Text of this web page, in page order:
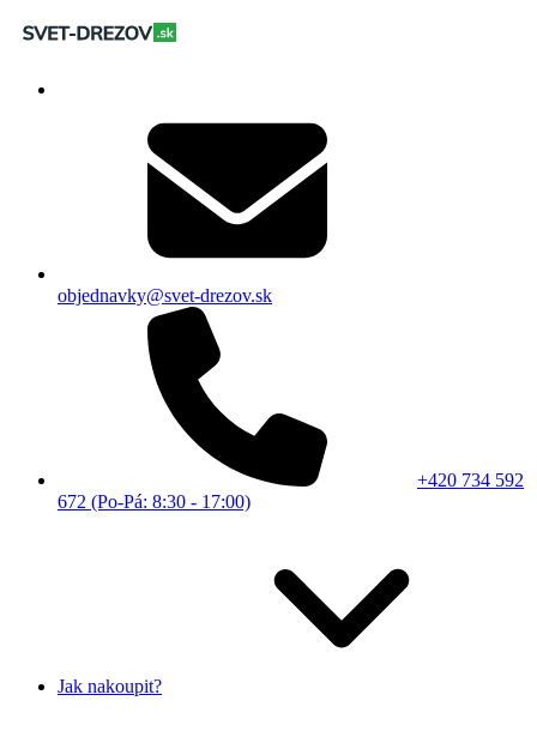
objednavky@svet-drezov.sk
+420 734 592
672 (Po-Pá: 8:30 - 17:00)
Jak nakoupit?